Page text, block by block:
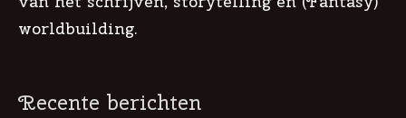
worldbuilding.
Recente berichten